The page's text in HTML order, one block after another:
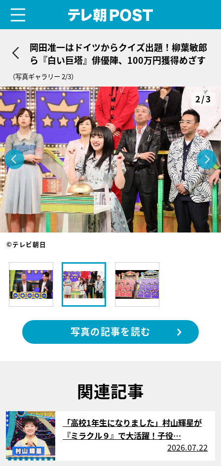
岡田准一はドイツからクイズ出題！柳葉敏郎
ら『白い巨塔』俳優陣、100万円獲得めざす
（写真ギャラリー 2/3）
2/3
©テレビ朝日
写真の記事を読む
関連記事
サムネイル
「高校1年生になりました」村山輝星が
『ミラクル９』で大活躍！子役…
2026.07.22